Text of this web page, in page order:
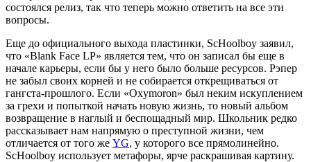
состоялся релиз, так что теперь можно ответить на все эти
вопросы.
Еще до официального выхода пластинки, ScHoolboy заявил,
что «Blank Face LP» является тем, что он записал бы еще в
начале карьеры, если бы у него было больше ресурсов. Рэпер
не забыл своих корней и не собирается открещиваться от
гангста-прошлого. Если «Oxymoron» был неким искуплением
за грехи и попыткой начать новую жизнь, то новый альбом
возвращение в наглый и беспощадный мир. Школьник редко
рассказывает нам напрямую о преступной жизни, чем
отличается от того же YG, у которого все прямолинейно.
ScHoolboy использует метафоры, ярче раскрашивая картину.